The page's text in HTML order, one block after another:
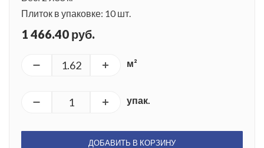
Плиток в упаковке: 10 шт.
1 466.40 руб.
м²
упак.
ДОБАВИТЬ В КОРЗИНУ